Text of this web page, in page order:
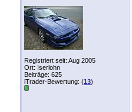
Registriert seit: Aug 2005
Ort: Iserlohn
Beiträge: 625
iTrader-Bewertung: (13)